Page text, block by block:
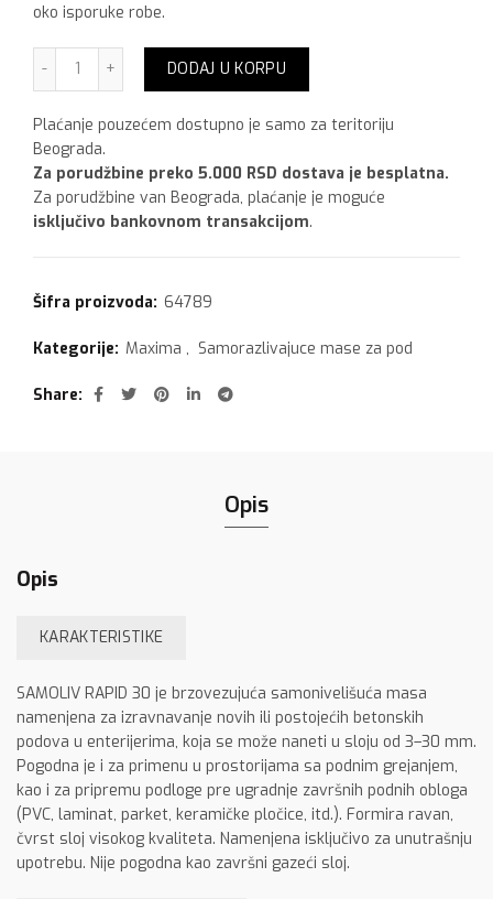
oko isporuke robe.
Maxima Samoliv 25 kg,3 mm-30 mm količina
DODAJ U KORPU
Plaćanje pouzećem dostupno je samo za teritoriju
Beograda.
Za porudžbine preko 5.000 RSD dostava je besplatna.
Za porudžbine van Beograda, plaćanje je moguće
isključivo bankovnom transakcijom.
Šifra proizvoda: 64789
Kategorije: Maxima , Samorazlivajuce mase za pod
Share
Opis
Opis
KARAKTERISTIKE
SAMOLIV RAPID 30 je brzovezujuća samonivelišuća masa
namenjena za izravnavanje novih ili postojećih betonskih
podova u enterijerima, koja se može naneti u sloju od 3–30 mm.
Pogodna je i za primenu u prostorijama sa podnim grejanjem,
kao i za pripremu podloge pre ugradnje završnih podnih obloga
(PVC, laminat, parket, keramičke pločice, itd.). Formira ravan,
čvrst sloj visokog kvaliteta. Namenjena isključivo za unutrašnju
upotrebu. Nije pogodna kao završni gazeći sloj.